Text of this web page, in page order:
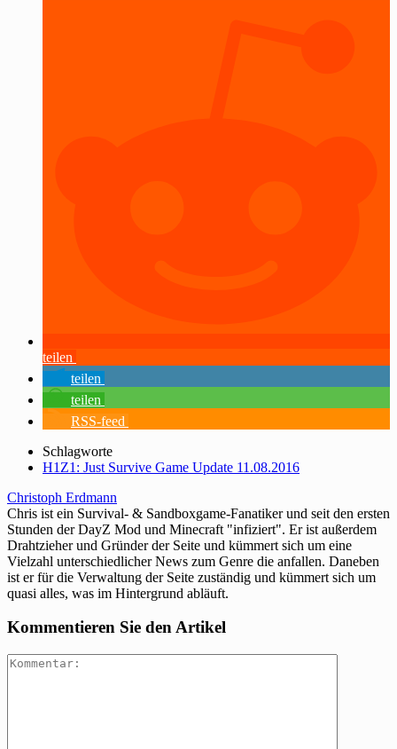
teilen
teilen
teilen
RSS-feed
Schlagworte
H1Z1: Just Survive Game Update 11.08.2016
Christoph Erdmann
Chris ist ein Survival- & Sandboxgame-Fanatiker und seit den ersten
Stunden der DayZ Mod und Minecraft "infiziert". Er ist außerdem
Drahtzieher und Gründer der Seite und kümmert sich um eine
Vielzahl unterschiedlicher News zum Genre die anfallen. Daneben
ist er für die Verwaltung der Seite zuständig und kümmert sich um
quasi alles, was im Hintergrund abläuft.
Kommentieren Sie den Artikel